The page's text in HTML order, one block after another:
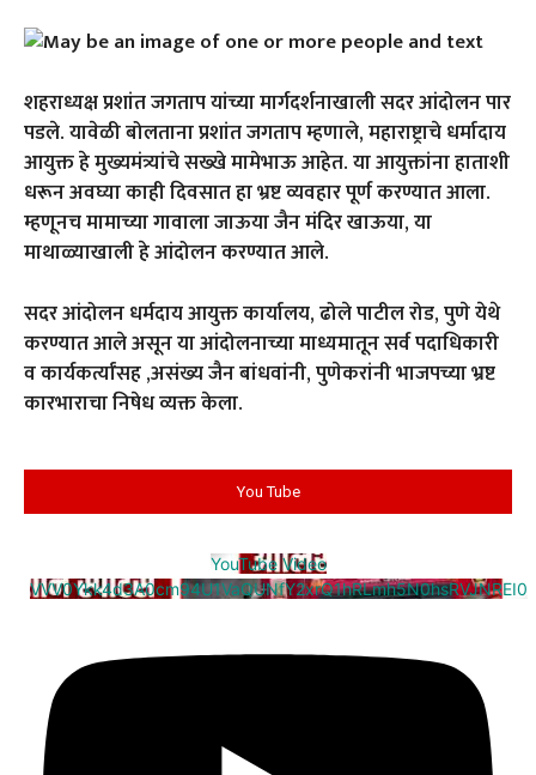
शहराध्यक्ष प्रशांत जगताप यांच्या मार्गदर्शनाखाली सदर आंदोलन पार
पडले. यावेळी बोलताना प्रशांत जगताप म्हणाले, महाराष्ट्राचे धर्मादाय
आयुक्त हे मुख्यमंत्र्यांचे सख्खे मामेभाऊ आहेत. या आयुक्तांना हाताशी
धरून अवघ्या काही दिवसात हा भ्रष्ट व्यवहार पूर्ण करण्यात आला.
म्हणूनच मामाच्या गावाला जाऊया जैन मंदिर खाऊया, या
माथाळ्याखाली हे आंदोलन करण्यात आले.
सदर आंदोलन धर्मदाय आयुक्त कार्यालय, ढोले पाटील रोड, पुणे येथे
करण्यात आले असून या आंदोलनाच्या माध्यमातून सर्व पदाधिकारी
व कार्यकर्त्यांसह ,असंख्य जैन बांधवांनी, पुणेकरांनी भाजपच्या भ्रष्ट
कारभाराचा निषेध व्यक्त केला.
You Tube
YouTube Video
VVV0Ykk4d3A0cm94U1VaQUNfY2xrQ1hRLmh5N0hsRVJNREI0